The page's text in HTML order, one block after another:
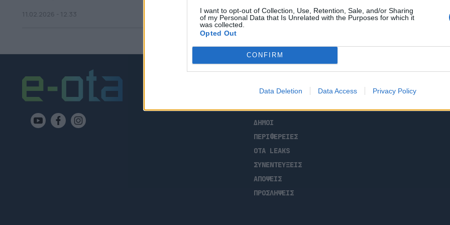
I want to opt-out of Collection, Use, Retention, Sale, and/or Sharing
of my Personal Data that Is Unrelated with the Purposes for which it
was collected.
Opted Out
CONFIRM
Data Deletion Data Access Privacy Policy
11.02.2026 - 12.33
ΡΟΗ ΕΙΔΗΣΕΩΝ
ΕΠΙΚΑΙΡΟΤΗΤΑ
ΔΗΜΟΙ
ΠΕΡΙΦΕΡΕΙΕΣ
OTA LEAKS
ΣΥΝΕΝΤΕΥΞΕΙΣ
ΑΠΟΨΕΙΣ
ΠΡΟΣΛΗΨΕΙΣ